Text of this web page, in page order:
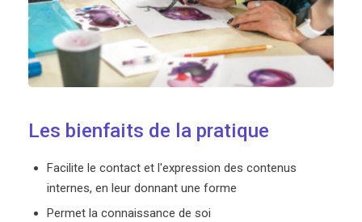
Les bienfaits de la pratique
Facilite le contact et l'expression des contenus
internes, en leur donnant une forme
Permet la connaissance de soi